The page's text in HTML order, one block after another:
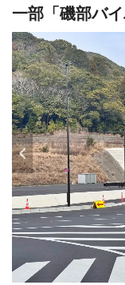
一部「磯部バ